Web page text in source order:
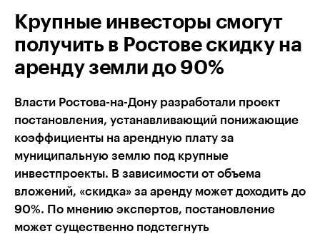
Крупные инвесторы смогут
получить в Ростове скидку на
аренду земли до 90%
Власти Ростова-на-Дону разработали проект
постановления, устанавливающий понижающие
коэффициенты на арендную плату за
муниципальную землю под крупные
инвестпроекты. В зависимости от объема
вложений, «скидка» за аренду может доходить до
90%. По мнению экспертов, постановление
может существенно подстегнуть